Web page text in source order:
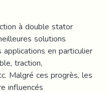
à double stator
solutions
en particulier
traction,
Malgré ces progrès, les
influencés